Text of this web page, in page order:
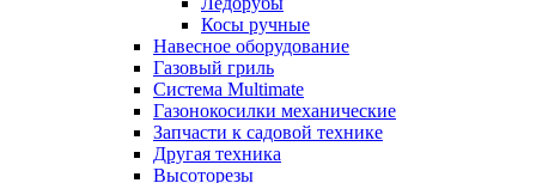
Косы ручные
Навесное оборудование
Газовый гриль
Система Multimate
Газонокосилки механические
Запчасти к садовой технике
Другая техника
Высоторезы